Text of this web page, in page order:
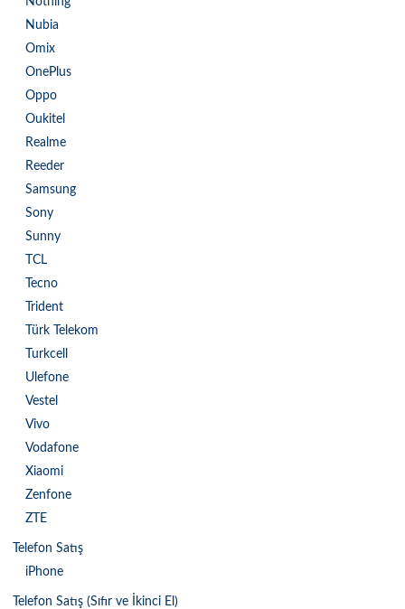
Nubia
Omix
OnePlus
Oppo
Oukitel
Realme
Reeder
Samsung
Sony
Sunny
TCL
Tecno
Trident
Türk Telekom
Turkcell
Ulefone
Vestel
Vivo
Vodafone
Xiaomi
Zenfone
ZTE
Telefon Satış
iPhone
Telefon Satış (Sıfır ve İkinci El)